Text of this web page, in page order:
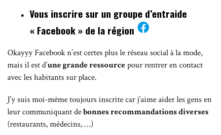
Vous inscrire sur un groupe d’entraide
« Facebook » de la région
Okayyy Facebook n’est certes plus le réseau social à la mode,
mais il est d’une grande ressourcepour rentrer en contact
avec les habitants sur place.
J’y suis moi-même toujours inscrite car j’aime aider les gens en
leur communiquant debonnes recommandations diverses
(restaurants, médecins, …)